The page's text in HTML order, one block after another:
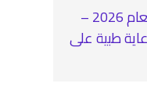
‍ زيارات تمريضية منزلية لكبار السن لعام 2026 –
طبية على